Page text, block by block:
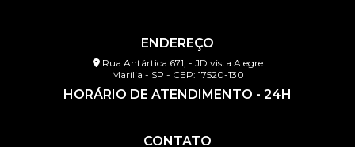
ENDEREÇO
Rua Antártica 671, - JD vista Alegre
Marília - SP - CEP: 17520-130
HORÁRIO DE ATENDIMENTO - 24H
CONTATO